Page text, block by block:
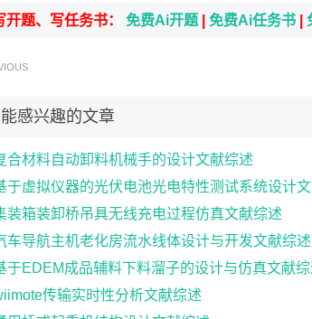
开题、写任务书： 免费Ai开题 免费Ai任务书
感兴趣的文章
合材料自动卸料机械手的设计文献综述
于虚拟仪器的光伏电池光电特性测试系统设计
装箱装卸桥吊具无线充电过程仿真文献综述
车导航主机老化房流水线体设计与开发文献综述
于EDEM成品辅料下料溜子的设计与仿真文献综
传输实时性分析文献综述